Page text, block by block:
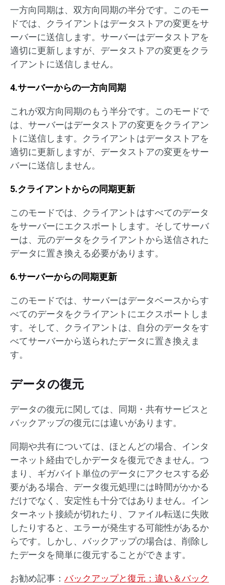
一方向同期は、双方向同期の半分です。このモー
ドでは、クライアントはデータストアの変更をサ
ーバーに送信します。サーバーはデータストアを
適切に更新しますが、データストアの変更をクラ
イアントに送信しません。
4.サーバーからの一方向同期
これが双方向同期のもう半分です。このモードで
は、サーバーはデータストアの変更をクライアン
トに送信します。クライアントはデータストアを
適切に更新しますが、データストアの変更をサー
バーに送信しません。
5.クライアントからの同期更新
このモードでは、クライアントはすべてのデータ
をサーバーにエクスポートします。そしてサーバ
ーは、元のデータをクライアントから送信された
データに置き換える必要があります。
6.サーバーからの同期更新
このモードでは、サーバーはデータベースからす
べてのデータをクライアントにエクスポートしま
す。そして、クライアントは、自分のデータをす
べてサーバーから送られたデータに置き換えま
す。
データの復元
データの復元に関しては、同期・共有サービスと
バックアップの復元には違いがあります。
同期や共有については、ほとんどの場合、インタ
ーネット経由でしかデータを復元できません。つ
まり、ギガバイト単位のデータにアクセスする必
要がある場合、データ復元処理には時間がかかる
だけでなく、安定性も十分ではありません。イン
ターネット接続が切れたり、ファイル転送に失敗
したりすると、エラーが発生する可能性があるか
らです。しかし、バックアップの場合は、削除し
たデータを簡単に復元することができます。
お勧め記事： バックアップと復元：違い＆バック